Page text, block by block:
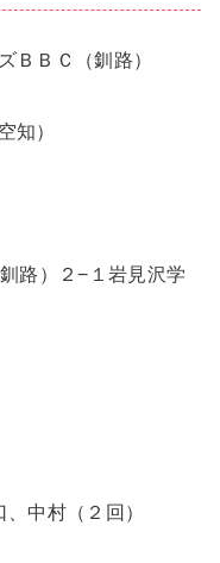
ＢＣ（釧路）
知）
路）２−１岩見沢学
中村（２回）